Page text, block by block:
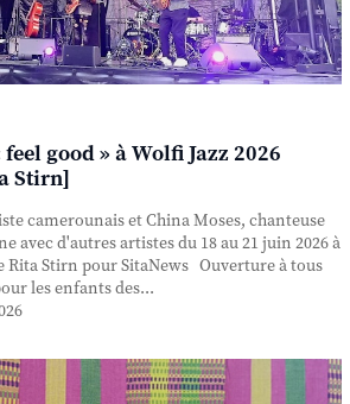
good » à Wolfi Jazz 2026
Stirn]
camerounais et China Moses, chanteuse
avec d'autres artistes du 18 au 21 juin 2026 à
Rita Stirn pour SitaNews Ouverture à tous
les enfants des...